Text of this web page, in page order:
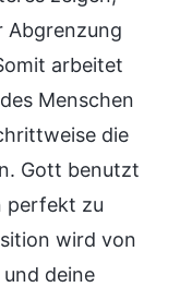
Abgrenzung
arbeitet
Menschen
die
Gott benutzt
perfekt zu
wird von
deine